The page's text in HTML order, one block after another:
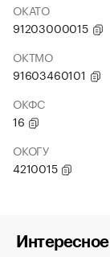
ОКАТО
91203000015
ОКТМО
91603460101
ОКФС
16
ОКОГУ
4210015